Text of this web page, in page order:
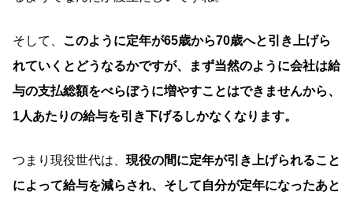
そして、 このように定年が65歳から70歳へと引き上げら
れていくとどうなるかですが、まず当然のように会社は給
与の支払総額をべらぼうに増やすことはできませんから、
1人あたりの給与を引き下げるしかなくなります。
つまり現役世代は、 現役の間に定年が引き上げられること
によって給与を減らされ、そして自分が定年になったあと